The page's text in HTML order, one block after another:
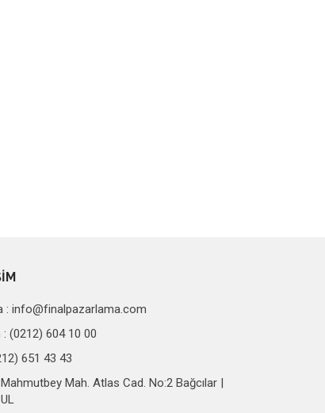
:info@finalpazarlama.com
(0212) 604 10 00
651 43 43
Mah. Atlas Cad. No:2 Bağcılar |